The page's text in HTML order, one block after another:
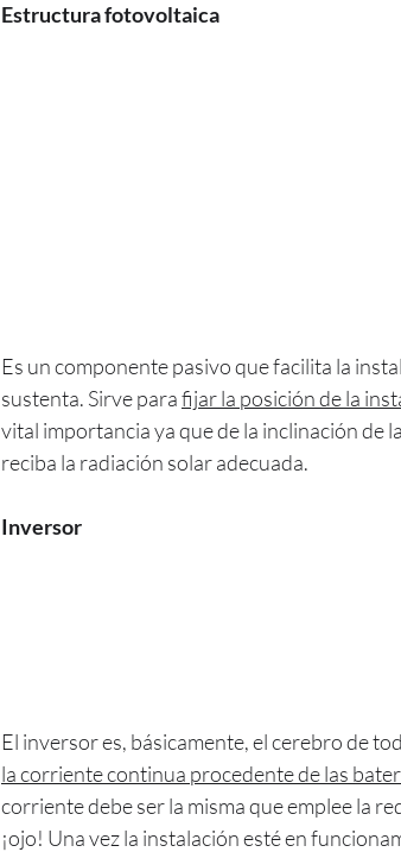
Estructura fotovoltaica
Es un componente pasivo que facilita la
sustenta. Sirve para fijar la posición de la
vital importancia ya que de la inclinación de
reciba la radiación solar adecuada.
Inversor
El inversor es, básicamente, el cerebro de
la corriente continua procedente de las
corriente debe ser la misma que emplee la
¡ojo! Una vez la instalación esté en